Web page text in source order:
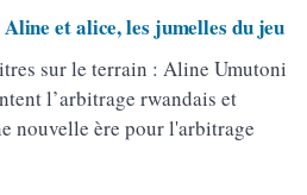
et alice, les jumelles du jeu
sur le terrain : Aline Umutoni
l’arbitrage rwandais et
nouvelle ère pour l'arbitrage